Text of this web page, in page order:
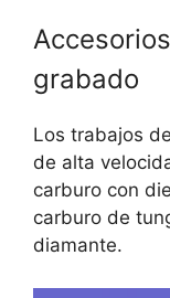
grabado
Los trabajos
de alta
carburo con
carburo de
diamante.